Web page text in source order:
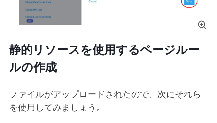
静的リソースを使用するページルー
ルの作成
ファイルがアップロードされたので、次にそれら
を使用してみましょう。